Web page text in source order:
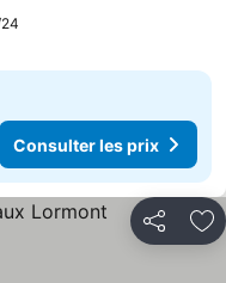
Consulter les prix
Partager